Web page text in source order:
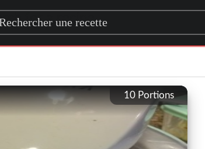
for a recipe
10 Portions